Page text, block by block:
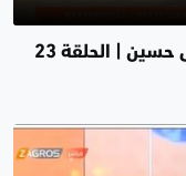
حسين | الحلقة 23